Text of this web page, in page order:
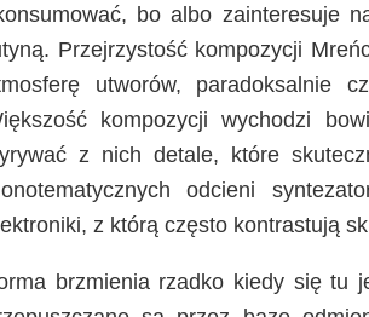
bo albo zainteresuje
Przejrzystość kompozycji
utworów, paradoksalnie
kompozycji wychodzi
z nich detale, które
odcieni
z którą często kontrastują
brzmienia rzadko kiedy się tu